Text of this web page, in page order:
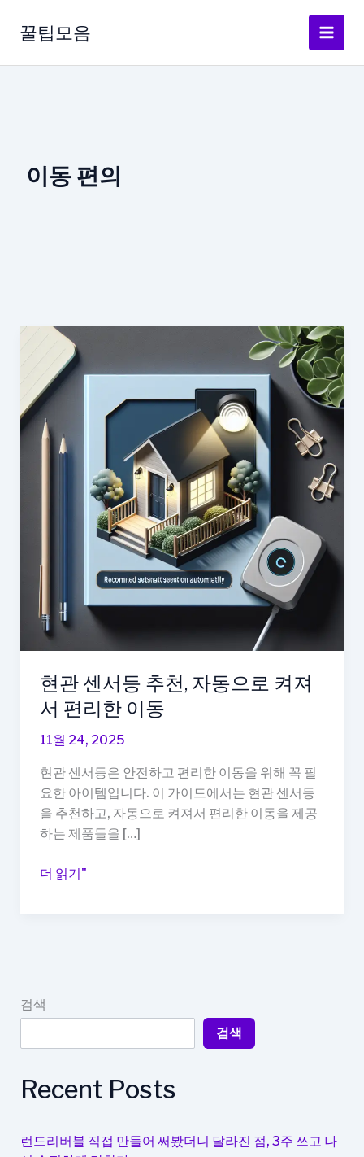
로
꿀팁모음
이동 편의
현관 센서등 추천, 자동으로 켜져
서 편리한 이동
11월 24, 2025
현관 센서등은 안전하고 편리한 이동을 위해 꼭 필
요한 아이템입니다. 이 가이드에서는 현관 센서등
을 추천하고, 자동으로 켜져서 편리한 이동을 제공
하는 제품들을 […]
현
자
켜
서
더 읽기"
검색
검색
Recent Posts
런드리버블 직접 만들어 써봤더니 달라진 점, 3주 쓰고 나